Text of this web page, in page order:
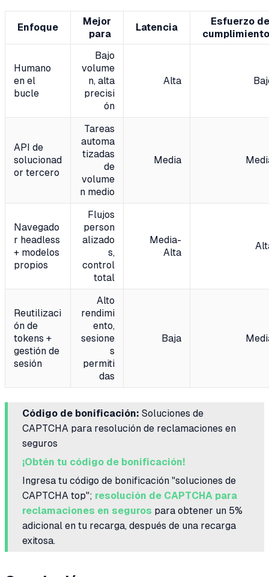
Enfoque
Mejor
para
Latencia
Esfuerzo de
cumplimiento
Humano
en el
bucle
Bajo
volume
n, alta
precisi
ón
Alta
API de
solucionad
or tercero
Tareas
automa
tizadas
de
volume
n medio
Media
Navegado
r headless
+ modelos
propios
Flujos
person
alizado
s,
control
total
Media-
Alta
Reutilizaci
ón de
tokens +
gestión de
sesión
Alto
rendimi
ento,
sesione
s
permiti
das
Baja
Código de bonificación: Soluciones de
CAPTCHA para resolución de reclamaciones en
seguros
¡Obtén tu código de bonificación!
Ingresa tu código de bonificación "soluciones de
CAPTCHA top"; resolución de CAPTCHA para
reclamaciones en seguros para obtener un 5%
adicional en tu recarga, después de una recarga
exitosa.